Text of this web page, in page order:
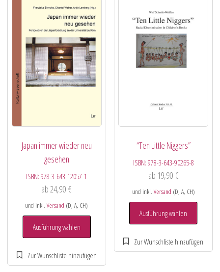
Japan immer wieder neu
gesehen
ISBN:978-3-643-12057-1
ab24,90€
und inkl.Versand (D, A, CH)
Ausführung wählen
“Ten Little Niggers”
ISBN: 978-3-643-90265-8
ab 19,90 €
und inkl. Versand (D, A, CH)
Ausführung wählen